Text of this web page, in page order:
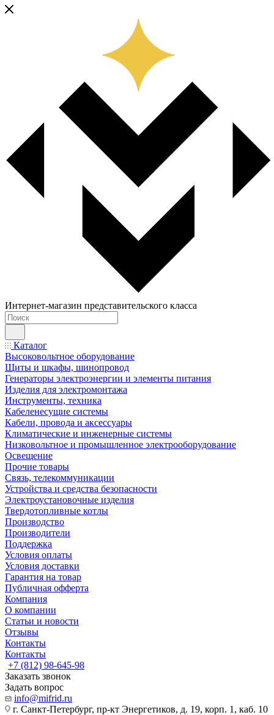
Интернет-магазин представительского класса
Каталог
Высоковольтное оборудование
Щиты и шкафы, шинопровод
Генераторы электроэнергии и элементы питания
Изделия для электромонтажа
Инструменты, техника
Кабеленесущие системы
Кабели, провода и аксессуары
Климатические и инженерные системы
Низковольтное и промышленное электрооборудование
Освещение
Прочие товары
Связь, телекоммуникации
Устройства и средства безопасности
Электроустановочные изделия
Твердотопливные котлы
Производство
Производители
Поддержка
Условия оплаты
Условия доставки
Гарантия на товар
Публичная офферта
Компания
О компании
Статьи и новости
Отзывы
Контакты
Контакты
+7 (812) 98-645-98
Заказать звонок
Задать вопрос
info@mifrid.ru
г. Санкт-Петербург, пр-кт Энергетиков, д. 19, корп. 1, каб. 10